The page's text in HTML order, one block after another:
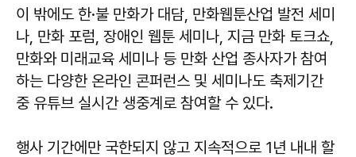
이 밖에도 한·불 만화가 대담, 만화웹툰산업 발전 세미
나, 만화 포럼, 장애인 웹툰 세미나, 지금 만화 토크쇼,
만화와 미래교육 세미나 등 만화 산업 종사자가 참여
하는 다양한 온라인 콘퍼런스 및 세미나도 축제기간
중 유튜브 실시간 생중계로 참여할 수 있다.
행사 기간에만 국한되지 않고 지속적으로 1년 내내 할